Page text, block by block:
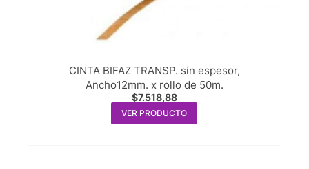
CINTA BIFAZ TRANSP. sin espesor,
Ancho12mm. x rollo de 50m.
$7.518,88
VER PRODUCTO